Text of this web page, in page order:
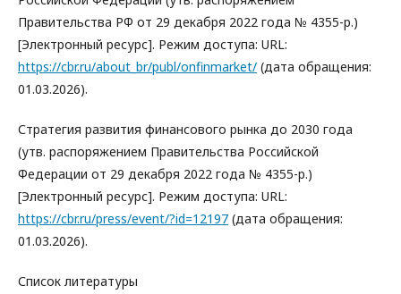
Правительства РФ от 29 декабря 2022 года № 4355-р.)
[Электронный ресурс]. Режим доступа: URL:
https://cbr.ru/about_br/publ/onfinmarket/ (дата обращения:
01.03.2026).
Стратегия развития финансового рынка до 2030 года
(утв. распоряжением Правительства Российской
Федерации от 29 декабря 2022 года № 4355-р.)
[Электронный ресурс]. Режим доступа: URL:
https://cbr.ru/press/event/?id=12197 (дата обращения:
01.03.2026).
Список литературы